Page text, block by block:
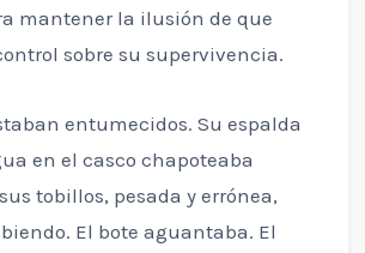
mantener la ilusión de que
sobre su supervivencia.
entumecidos. Su espalda
en el casco chapoteaba
tobillos, pesada y errónea,
El bote aguantaba. El